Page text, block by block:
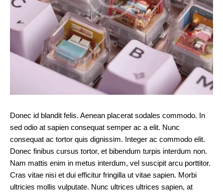
Donec id blandit felis. Aenean placerat sodales commodo. In
sed odio at sapien consequat semper ac a elit. Nunc
consequat ac tortor quis dignissim. Integer ac commodo elit.
Donec finibus cursus tortor, et bibendum turpis interdum non.
Nam mattis enim in metus interdum, vel suscipit arcu porttitor.
Cras vitae nisi et dui efficitur fringilla ut vitae sapien. Morbi
ultricies mollis vulputate. Nunc ultrices ultrices sapien, at